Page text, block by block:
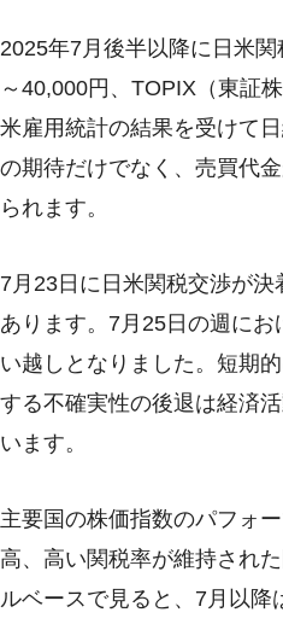
2025年7月後半以降に日米
～40,000円、TOPIX（東証
米雇用統計の結果を受けて
の期待だけでなく、売買代
られます。
7月23日に日米関税交渉が
あります。7月25日の週に
い越しとなりました。短期
する不確実性の後退は経済
います。
主要国の株価指数のパフォ
高、高い関税率が維持され
ルベースで見ると、7月以